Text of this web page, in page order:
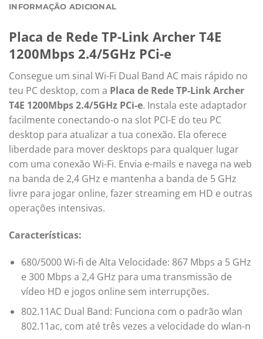
INFORMAÇÃO ADICIONAL
Placa de Rede TP-Link Archer T4E
1200Mbps 2.4/5GHz PCi-e
Consegue um sinal Wi-Fi Dual Band AC mais rápido no
teu PC desktop, com a Placa de Rede TP-Link Archer
T4E 1200Mbps 2.4/5GHz PCi-e. Instala este adaptador
facilmente conectando-o na slot PCI-E do teu PC
desktop para atualizar a tua conexão. Ela oferece
liberdade para mover desktops para qualquer lugar
com uma conexão Wi-Fi. Envia e-mails e navega na web
na banda de 2,4 GHz e mantenha a banda de 5 GHz
livre para jogar online, fazer streaming em HD e outras
operações intensivas.
Características:
680/5000 Wi-fi de Alta Velocidade: 867 Mbps a 5 GHz
e 300 Mbps a 2,4 GHz para uma transmissão de
vídeo HD e jogos online sem interrupções.
802.11AC Dual Band: Funciona com o padrão wlan
802.11ac, com até três vezes a velocidade do wlan-n